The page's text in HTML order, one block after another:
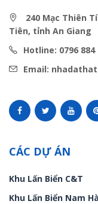
240 Mạc Thiên
Tiên, tỉnh An Giang
Hotline: 0796 884
Email:
CÁC DỰ ÁN
Khu Lấn Biển C&T
Khu Lấn Biển Nam